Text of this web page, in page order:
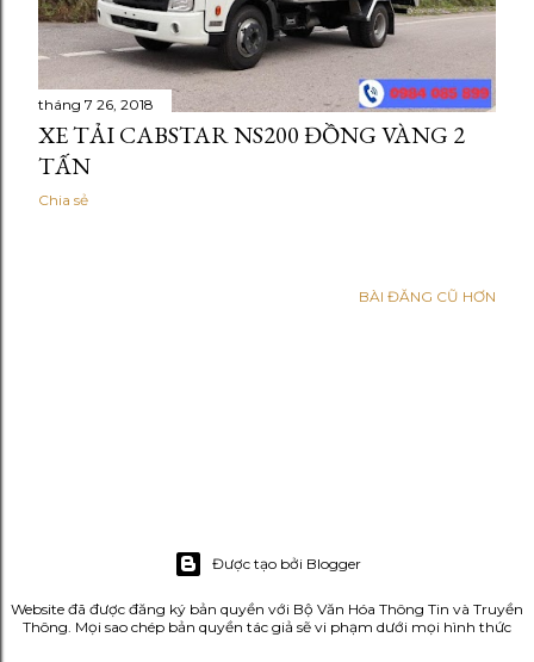
tháng 7 26, 2018
XE TẢI CABSTAR NS200 ĐỒNG VÀNG 2
TẤN
Chia sẻ
BÀI ĐĂNG CŨ HƠN
Được tạo bởi Blogger
Website đã được đăng ký bản quyền với Bộ Văn Hóa Thông Tin và Truyền
Thông. Mọi sao chép bản quyền tác giả sẽ vi phạm dưới mọi hình thức